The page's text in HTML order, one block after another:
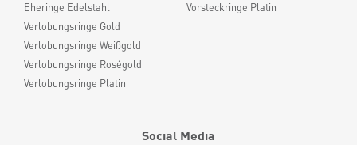
Eheringe Edelstahl
Verlobungsringe Gold
Verlobungsringe Weißgold
Verlobungsringe Roségold
Verlobungsringe Platin
Vorsteckringe Platin
Social Media